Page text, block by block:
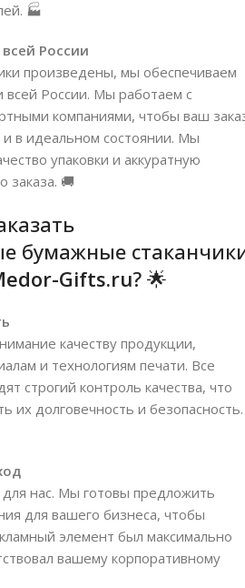
🏭
России
произведены, мы обеспечиваем
всей России. Мы работаем с
компаниями, чтобы ваш
в идеальном состоянии. Мы
упаковки и аккуратную
заказа. 🚚
бумажные
Gifts.ru? 🌟
качеству продукции,
и технологиям печати. Все
строгий контроль качества, что
их долговечность и безопасность.
нас. Мы готовы предложить
для вашего бизнеса, чтобы
элемент был максимально
вашему корпоративному